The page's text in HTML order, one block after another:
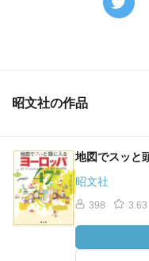
昭文社の作品
地図でスッと
昭文社
398 3.63